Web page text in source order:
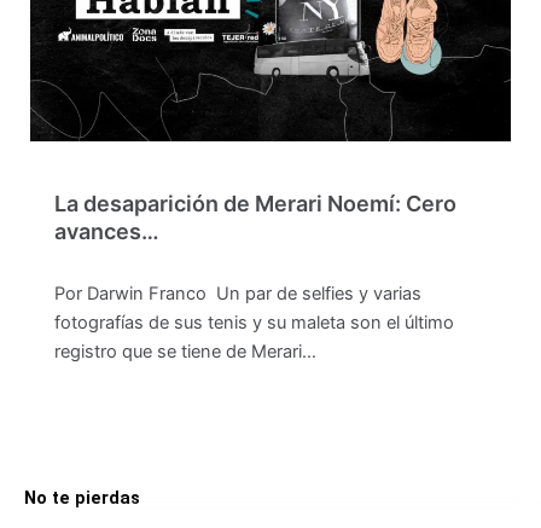
La desaparición de Merari Noemí: Cero
avances…
Por Darwin Franco Un par de selfies y varias
fotografías de sus tenis y su maleta son el último
registro que se tiene de Merari…
No te pierdas